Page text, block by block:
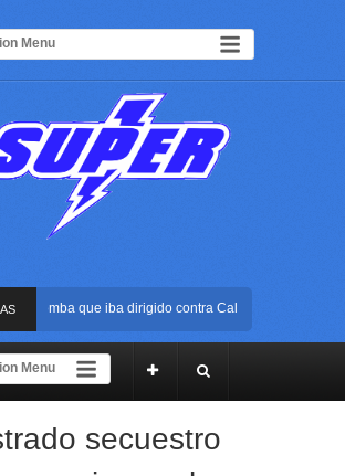
bomba que iba dirigido contra Cali durante la
de la posesión presidencial de Abelardo de la
evitó que presunto agresor escapara tras atacar a una
secuestro